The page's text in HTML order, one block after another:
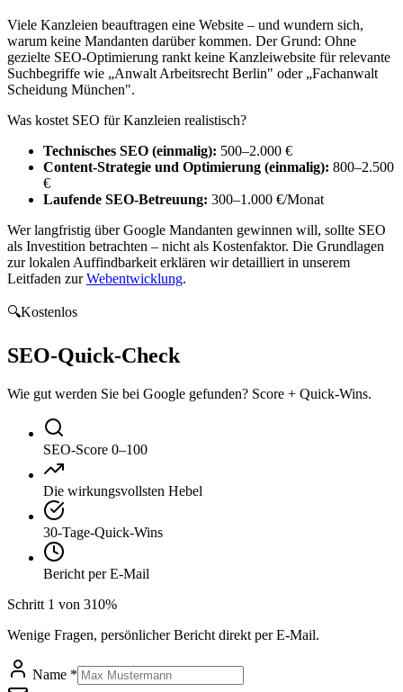
Viele Kanzleien beauftragen eine Website – und wundern sich,
warum keine Mandanten darüber kommen. Der Grund: Ohne
gezielte SEO-Optimierung rankt keine Kanzleiwebsite für relevante
Suchbegriffe wie „Anwalt Arbeitsrecht Berlin" oder „Fachanwalt
Scheidung München".
Was kostet SEO für Kanzleien realistisch?
Technisches SEO (einmalig): 500–2.000 €
Content-Strategie und Optimierung (einmalig): 800–2.500
€
Laufende SEO-Betreuung: 300–1.000 €/Monat
Wer langfristig über Google Mandanten gewinnen will, sollte SEO
als Investition betrachten – nicht als Kostenfaktor. Die Grundlagen
zur lokalen Auffindbarkeit erklären wir detailliert in unserem
Leitfaden zurWebentwicklung.
🔍Kostenlos
SEO-Quick-Check
Wie gut werden Sie bei Google gefunden? Score + Quick-Wins.
SEO-Score 0–100
Die wirkungsvollsten Hebel
30-Tage-Quick-Wins
Bericht per E-Mail
Schritt 1 von 310%
Wenige Fragen, persönlicher Bericht direkt per E-Mail.
Name *